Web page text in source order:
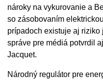
nároky na vykurovanie a
so zásobovaním
prípadoch existuje aj
správe pre médiá potvrdil
Jacquet.
Národný regulátor pre